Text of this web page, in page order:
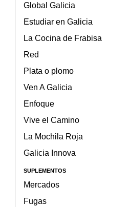
Global Galicia
Estudiar en Galicia
La Cocina de Frabisa
Red
Plata o plomo
Ven A Galicia
Enfoque
Vive el Camino
La Mochila Roja
Galicia Innova
SUPLEMENTOS
Mercados
Fugas